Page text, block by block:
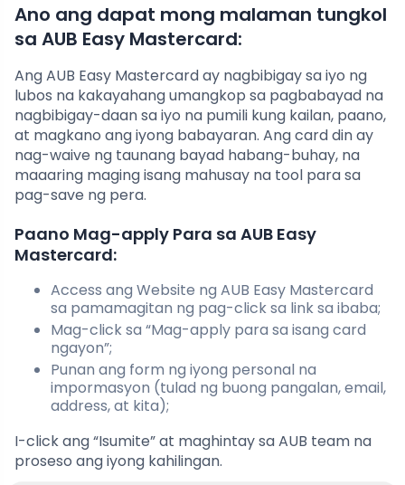
Ano ang dapat mong malaman tungkol
sa AUB Easy Mastercard:
Ang AUB Easy Mastercard ay nagbibigay sa iyo ng
lubos na kakayahang umangkop sa pagbabayad na
nagbibigay-daan sa iyo na pumili kung kailan, paano,
at magkano ang iyong babayaran. Ang card din ay
nag-waive ng taunang bayad habang-buhay, na
maaaring maging isang mahusay na tool para sa
pag-save ng pera.
Paano Mag-apply Para sa AUB Easy
Mastercard:
Access ang Website ng AUB Easy Mastercard
sa pamamagitan ng pag-click sa link sa ibaba;
Mag-click sa “Mag-apply para sa isang card
ngayon”;
Punan ang form ng iyong personal na
impormasyon (tulad ng buong pangalan, email,
address, at kita);
I-click ang “Isumite” at maghintay sa AUB team na
proseso ang iyong kahilingan.